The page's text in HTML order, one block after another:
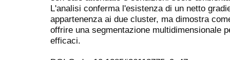
L'analisi conferma l'esistenza di un netto
appartenenza ai due cluster, ma dimostra
offrire una segmentazione multidimensionale
efficaci.